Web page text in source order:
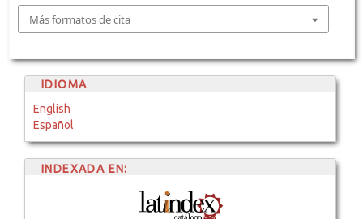
Más formatos de cita
IDIOMA
English
Español
INDEXADA EN: